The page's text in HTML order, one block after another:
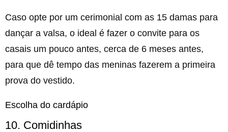
Caso opte por um cerimonial com as 15 damas para
dançar a valsa, o ideal é fazer o convite para os
casais um pouco antes, cerca de 6 meses antes,
para que dê tempo das meninas fazerem a primeira
prova do vestido.
Escolha do cardápio
10. Comidinhas